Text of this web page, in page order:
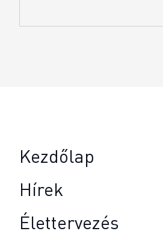
Kezdőlap
Hírek
Élettervezés